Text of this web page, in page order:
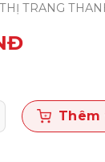
TRANG
lí 5 số lượng
Thêm